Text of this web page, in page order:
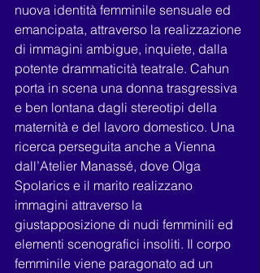
nuova identità femminile sensuale ed
emancipata, attraverso la realizzazione
di immagini ambigue, inquiete, dalla
potente drammaticità teatrale. Cahun
porta in scena una donna trasgressiva
e ben lontana dagli stereotipi della
maternità e del lavoro domestico. Una
ricerca perseguita anche a Vienna
dall’Atelier Manassé, dove Olga
Spolarics e il marito realizzano
immagini attraverso la
giustapposizione di nudi femminili ed
elementi scenografici insoliti. Il corpo
femminile viene paragonato ad un